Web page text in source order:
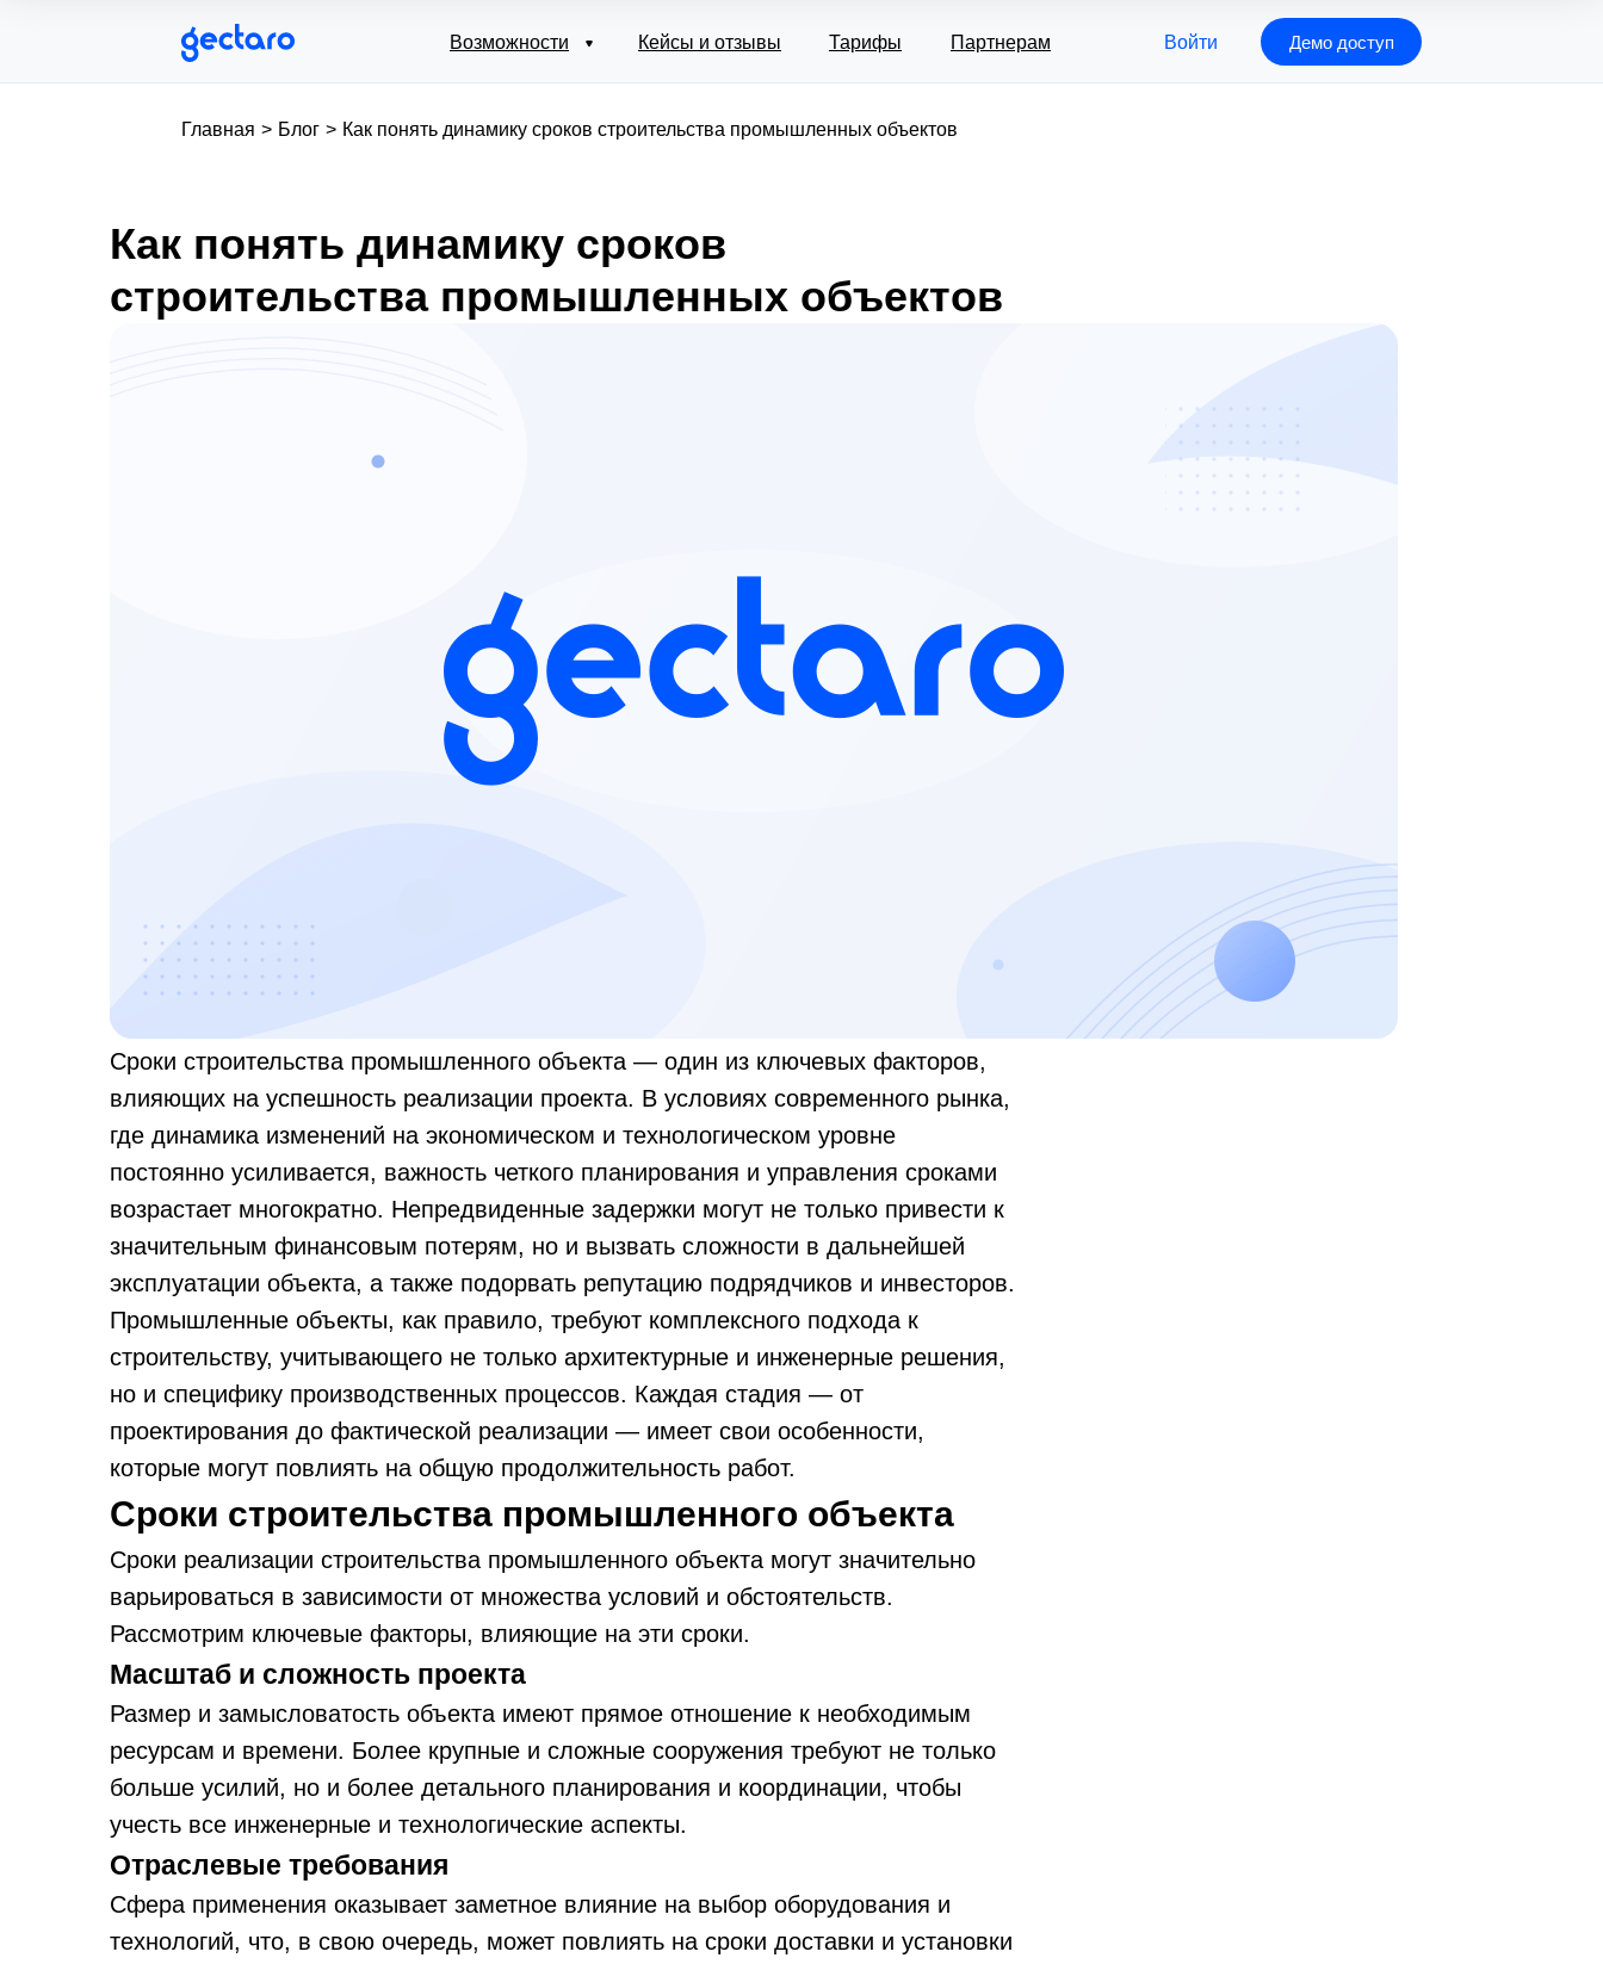
Возможности Демо доступ
Войти
Кейсы и отзывы Тарифы Партнерам
Главная > Блог > Как понять динамику сроков строительства промышленных объектов
Как понять динамику сроков
строительства промышленных объектов
Сроки строительства промышленного объекта — один из ключевых факторов,
влияющих на успешность реализации проекта. В условиях современного рынка,
где динамика изменений на экономическом и технологическом уровне
постоянно усиливается, важность четкого планирования и управления сроками
возрастает многократно. Непредвиденные задержки могут не только привести к
значительным финансовым потерям, но и вызвать сложности в дальнейшей
эксплуатации объекта, а также подорвать репутацию подрядчиков и инвесторов.
Промышленные объекты, как правило, требуют комплексного подхода к
строительству, учитывающего не только архитектурные и инженерные решения,
но и специфику производственных процессов. Каждая стадия — от
проектирования до фактической реализации — имеет свои особенности,
которые могут повлиять на общую продолжительность работ.
Сроки строительства промышленного объекта
Сроки реализации строительства промышленного объекта могут значительно
варьироваться в зависимости от множества условий и обстоятельств.
Рассмотрим ключевые факторы, влияющие на эти сроки.
Масштаб и сложность проекта
Размер и замысловатость объекта имеют прямое отношение к необходимым
ресурсам и времени. Более крупные и сложные сооружения требуют не только
больше усилий, но и более детального планирования и координации, чтобы
учесть все инженерные и технологические аспекты.
Отраслевые требования
Сфера применения оказывает заметное влияние на выбор оборудования и
технологий, что, в свою очередь, может повлиять на сроки доставки и установки